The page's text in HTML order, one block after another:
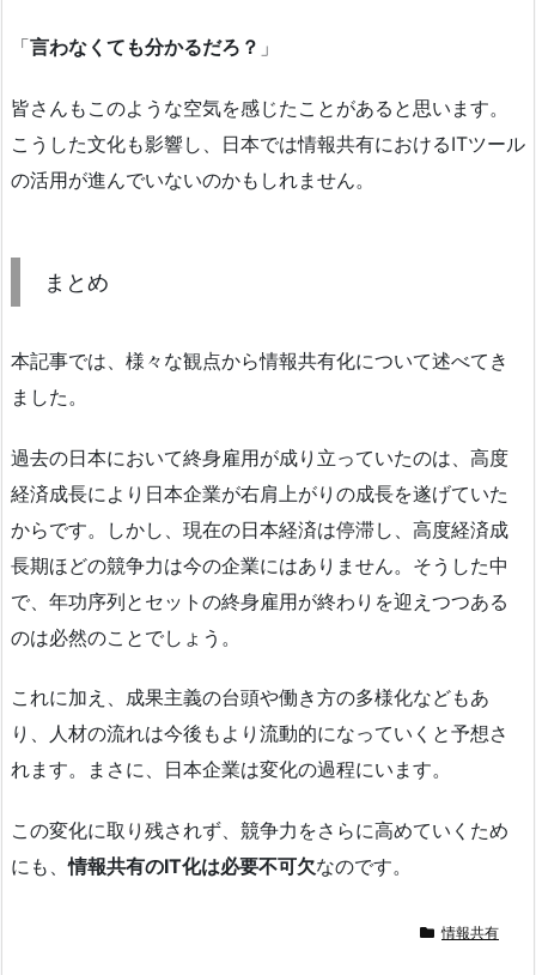
「言わなくても分かるだろ？ 」
皆さんもこのような空気を感じたことがあると思います。
こうした文化も影響し、日本では情報共有におけるITツール
の活用が進んでいないのかもしれません。
まとめ
本記事では、様々な観点から情報共有化について述べてき
ました。
過去の日本において終身雇用が成り立っていたのは、高度
経済成長により日本企業が右肩上がりの成長を遂げていた
からです。しかし、現在の日本経済は停滞し、高度経済成
長期ほどの競争力は今の企業にはありません。そうした中
で、年功序列とセットの終身雇用が終わりを迎えつつある
のは必然のことでしょう。
これに加え、成果主義の台頭や働き方の多様化などもあ
り、人材の流れは今後もより流動的になっていくと予想さ
れます。まさに、日本企業は変化の過程にいます。
この変化に取り残されず、競争力をさらに高めていくため
にも、情報共有のIT化は必要不可欠なのです。
情報共有